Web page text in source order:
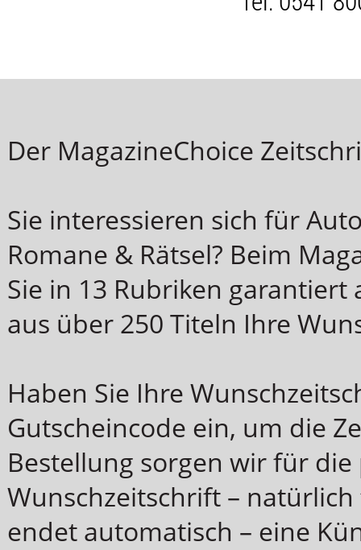
Der MagazineChoice
Sie interessieren sich für
Romane & Rätsel? Beim
Sie in 13 Rubriken garantiert
aus über 250 Titeln Ihre
Haben Sie Ihre
Gutscheincode ein, um die
Bestellung sorgen wir für
Wunschzeitschrift –
endet automatisch – eine